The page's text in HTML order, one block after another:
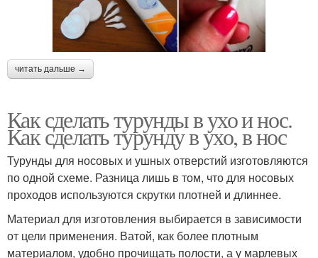
читать дальше →
Как сделать турунды в ухо и нос.
Как сделать турунду в ухо, в нос
Турунды для носовых и ушных отверстий изготовляются
по одной схеме. Разница лишь в том, что для носовых
проходов используются скрутки плотней и длиннее.
Материал для изготовления выбирается в зависимости
от цели применения. Ватой, как более плотным
материалом, удобно прочищать полости, а у марлевых